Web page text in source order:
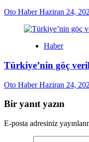
Oto HaberHaziran 24,
Haber
Türkiye’nin göç
Oto HaberHaziran 24,
Bir yanıt yazın
E-posta adresiniz